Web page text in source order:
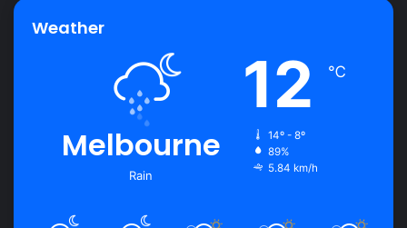
Weather
Melbourne
Rain
12 ℃
14º - 8º
89%
5.84 km/h